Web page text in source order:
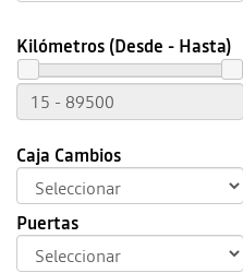
Kilómetros (Desde - Hasta)
Caja Cambios
Puertas